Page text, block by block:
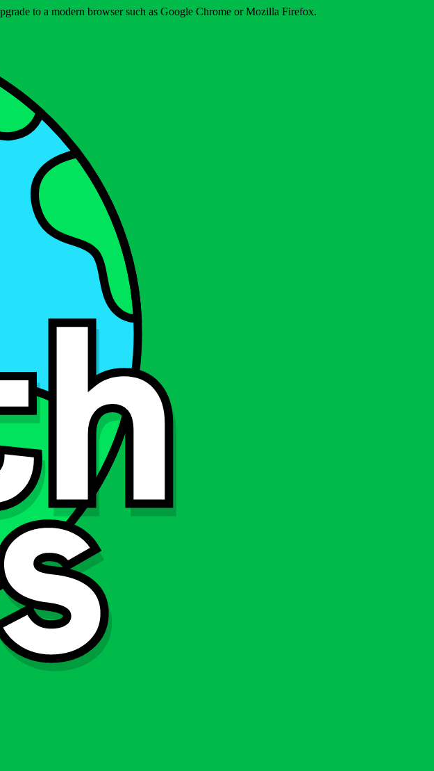
to a modern browser such as Google Chrome or Mozilla Firefox.